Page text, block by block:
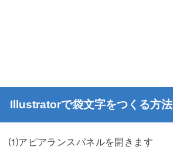
Illustratorで袋文字をつくる方法
⑴アピアランスパネルを開きます